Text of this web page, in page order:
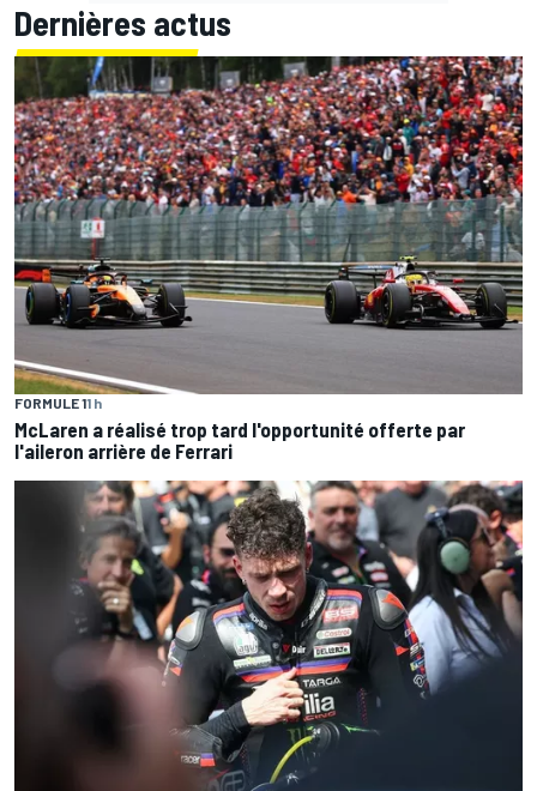
Dernières actus
FORMULE 11 h
McLaren a réalisé trop tard l'opportunité offerte par
l'aileron arrière de Ferrari